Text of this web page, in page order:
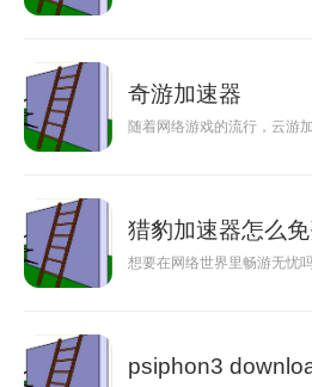
奇游加速器
随着网络游戏的流行，云游
猎豹加速器怎么免
想要在网络世界里畅游无忧
psiphon3